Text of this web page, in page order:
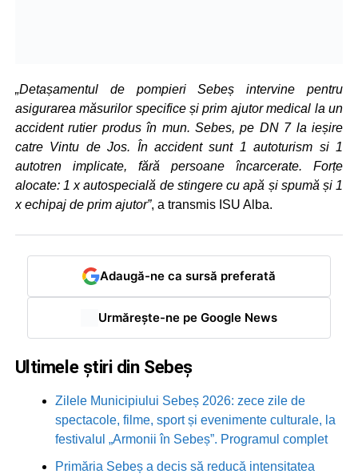
„Detașamentul de pompieri Sebeș intervine pentru
asigurarea măsurilor specifice și prim ajutor medical la un
accident rutier produs în mun. Sebes, pe DN 7 la ieșire
catre Vintu de Jos. În accident sunt 1 autoturism si 1
autotren implicate, fără persoane încarcerate. Forțe
alocate: 1 x autospecială de stingere cu apă și spumă și 1
x echipaj de prim ajutor”, a transmis ISU Alba.
Adaugă-ne ca sursă preferată
Urmărește-ne pe Google News
Ultimele știri din Sebeș
Zilele Municipiului Sebeș 2026: zece zile de
spectacole, filme, sport și evenimente culturale, la
festivalul „Armonii în Sebeș”. Programul complet
Primăria Sebeș a decis să reducă intensitatea